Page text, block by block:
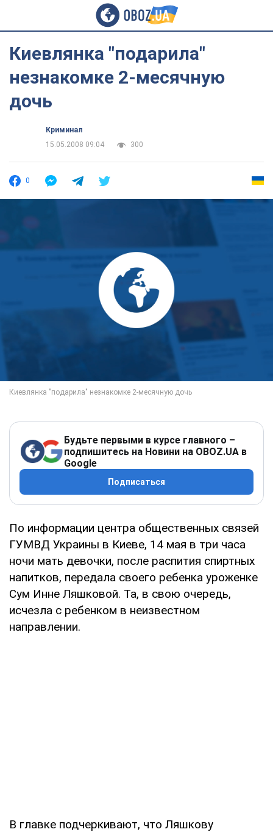
Киевлянка "подарила"
незнакомке 2-месячную
дочь
Криминал
15.05.2008 09:04
300
0
Будьте первыми в курсе главного –
подпишитесь на Новини на OBOZ.UA в
Google
Подписаться
По информации центра общественных связей
ГУМВД Украины в Киеве, 14 мая в три часа
ночи мать девочки, после распития спиртных
напитков, передала своего ребенка уроженке
Сум Инне Ляшковой. Та, в свою очередь,
исчезла с ребенком в неизвестном
направлении.
В главке подчеркивают, что Ляшкову